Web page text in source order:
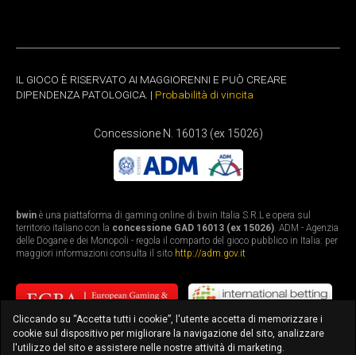
IL GIOCO È RISERVATO AI MAGGIORENNI E PUÒ CREARE
DIPENDENZA PATOLOGICA. | Probabilità di vincita
Concessione N. 16013 (ex 15026)
bwin è una piattaforma di gaming online di bwin Italia S.R.L e opera sul
territorio italiano con la concessione GAD 16013 (ex 15026). ADM - Agenzia
delle Dogane e dei Monopoli - regola il comparto del gioco pubblico in Italia: per
maggiori informazioni consulta il sito http://adm.gov.it
Cliccando su “Accetta tutti i cookie”, l'utente accetta di memorizzare i
cookie sul dispositivo per migliorare la navigazione del sito, analizzare
l'utilizzo del sito e assistere nelle nostre attività di marketing.